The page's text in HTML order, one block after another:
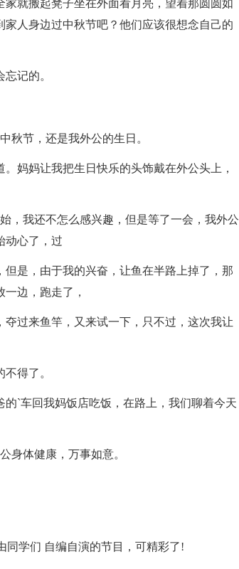
就搬起凳子坐在外面看月亮，望着那圆圆如
人身边过中秋节吧？他们应该很想念自己的
记的。
秋节，还是我外公的生日。
妈妈让我把生日快乐的头饰戴在外公头上，
，我还不怎么感兴趣，但是等了一会，我外公
动心了，过
是，由于我的兴奋，让鱼在半路上掉了，那
边，跑走了，
过来鱼竿，又来试一下，只不过，这次我让
得了。
`车回我妈饭店吃饭，在路上，我们聊着今天
身体健康，万事如意。
同学们 自编自演的节目，可精彩了!